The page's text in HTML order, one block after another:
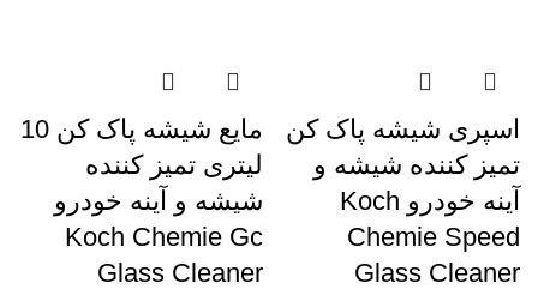
اسپری شیشه پاک کن
تمیز کننده شیشه و
آینه خودرو Koch
Chemie Speed
Glass Cleaner
مایع شیشه پاک کن 10
لیتری تمیز کننده
شیشه و آینه خودرو
Koch Chemie Gc
Glass Cleaner